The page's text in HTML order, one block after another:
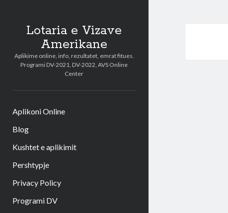
Lotaria e Vizave
Amerikane
Aplikime online, info, rezultatet, emrat fitues.
Programi DV-2021, DV-2022, AVS Online
Center
Aplikoni Online
Blog
Kushtet e aplikimit
Pershtypje
Privacy Policy
Programi DV